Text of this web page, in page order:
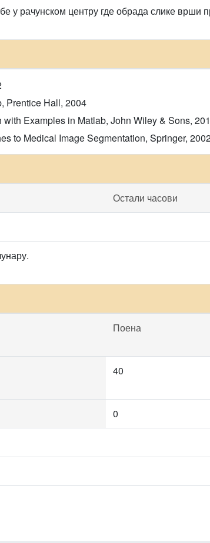
у рачунском центру где обрада слике врши
Prentice Hall, 2004
Examples in Matlab, John Wiley & Sons,
to Medical Image Segmentation, Springer,
Остали часови
Поена
40
0